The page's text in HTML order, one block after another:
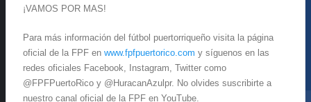
¡VAMOS POR MAS!
Para más información del fútbol puertorriqueño visita la página
oficial de la FPF en www.fpfpuertorico.com y síguenos en las
redes oficiales Facebook, Instagram, Twitter como
@FPFPuertoRico y @HuracanAzulpr. No olvides suscribirte a
nuestro canal oficial de la FPF en YouTube.